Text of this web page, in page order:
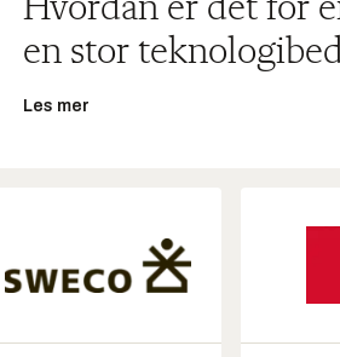
Hvordan er det for
en stor
Les mer